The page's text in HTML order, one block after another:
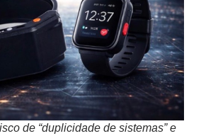
de “duplicidade de sistemas” e